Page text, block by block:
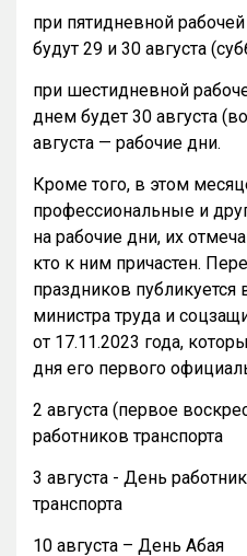
при пятидневной
будут 29 и 30 августа
при шестидневной
днем будет 30 августа
августа — рабочие дни.
Кроме того, в этом
профессиональные и
на рабочие дни, их
кто к ним причастен.
праздников публикуется
министра труда и
от 17.11.2023 года,
дня его первого
2 августа (первое
работников транспорта
3 августа - День
транспорта
10 августа – День Абая